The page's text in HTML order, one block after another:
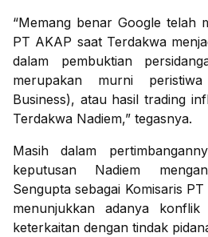
“Memang benar Google telah
PT AKAP saat Terdakwa
dalam pembuktian
merupakan murni
Business), atau hasil trading
Terdakwa Nadiem,” tegasnya.
Masih dalam
keputusan Nadiem
Sengupta sebagai Komisaris
menunjukkan adanya konflik
keterkaitan dengan tindak